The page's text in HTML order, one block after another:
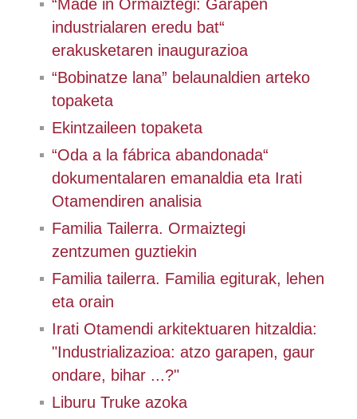
“Made in Ormaiztegi: Garapen
industrialaren eredu bat“
erakusketaren inaugurazioa
“Bobinatze lana” belaunaldien arteko
topaketa
Ekintzaileen topaketa
“Oda a la fábrica abandonada“
dokumentalaren emanaldia eta Irati
Otamendiren analisia
Familia Tailerra. Ormaiztegi
zentzumen guztiekin
Familia tailerra. Familia egiturak, lehen
eta orain
Irati Otamendi arkitektuaren hitzaldia:
"Industrializazioa: atzo garapen, gaur
ondare, bihar ...?"
Liburu Truke azoka